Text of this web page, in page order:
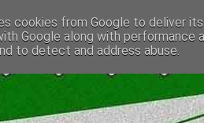
cookies from Google to deliver
Google along with
to detect and address abuse.